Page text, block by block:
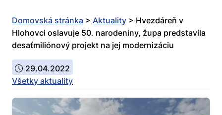
Domovská stránka > Aktuality > Hvezdáreň v
Hlohovci oslavuje 50. narodeniny, župa predstavila
desaťmiliónový projekt na jej modernizáciu
29.04.2022
Všetky aktuality